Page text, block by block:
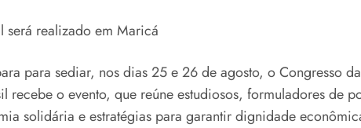
será realizado em Maricá
para sediar, nos dias 25 e 26 de agosto, o Congresso
recebe o evento, que reúne estudiosos, formuladores
solidária e estratégias para garantir dignidade